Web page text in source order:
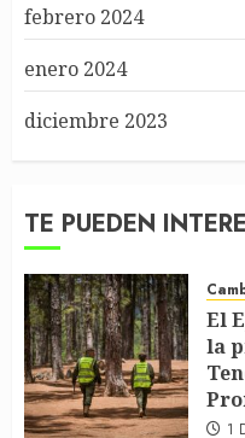
febrero 2024
enero 2024
diciembre 2023
TE PUEDEN
El
la
1